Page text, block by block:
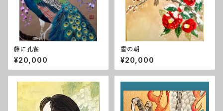
藤に孔雀
¥20,000
雪の朝
¥20,000